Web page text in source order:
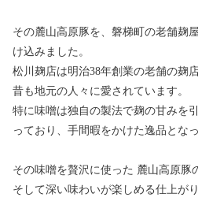
その麓山高原豚を、磐梯町の老舗麹
け込みました。
松川麹店は明治38年創業の老舗の麹
昔も地元の人々に愛されています。
特に味噌は独自の製法で麹の甘みを
っており、手間暇をかけた逸品とな
その味噌を贅沢に使った 麓山高原豚
そして深い味わいが楽しめる仕上が